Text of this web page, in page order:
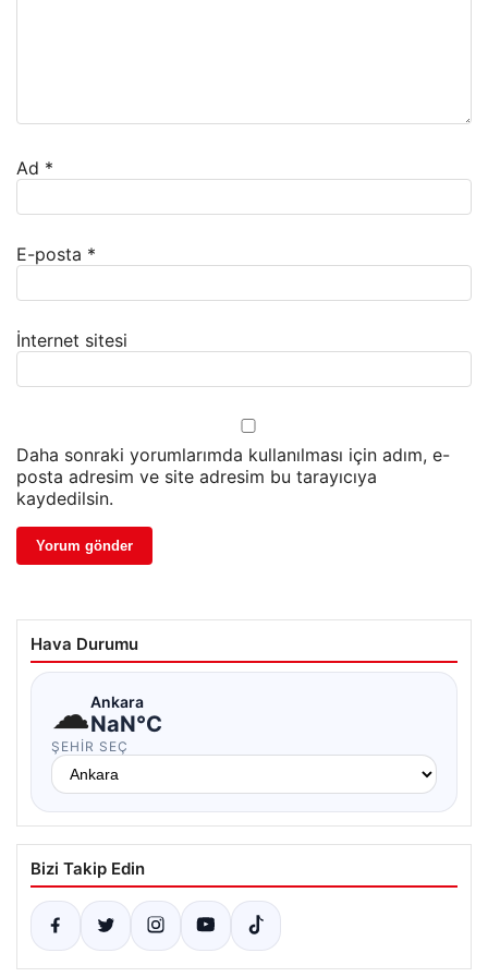
Ad *
E-posta *
İnternet sitesi
Daha sonraki yorumlarımda kullanılması için adım, e-
posta adresim ve site adresim bu tarayıcıya
kaydedilsin.
Hava Durumu
☁Ankara
NaN°C
ŞEHIR SEÇ
Bizi Takip Edin